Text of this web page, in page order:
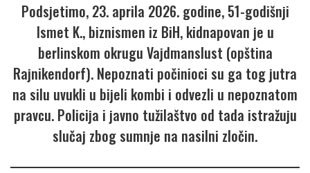
Podsjetimo, 23. aprila 2026. godine, 51-godišnji
Ismet K., biznismen iz BiH, kidnapovan je u
berlinskom okrugu Vajdmanslust (opština
Rajnikendorf). Nepoznati počinioci su ga tog jutra
na silu uvukli u bijeli kombi i odvezli u nepoznatom
pravcu. Policija i javno tužilaštvo od tada istražuju
slučaj zbog sumnje na nasilni zločin.